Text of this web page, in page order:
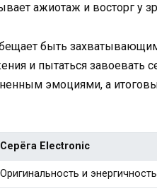
ажиотаж и восторг у
быть
и пытаться завоевать
эмоциями, а
Серёга Electronic
Оригинальность и энергичность